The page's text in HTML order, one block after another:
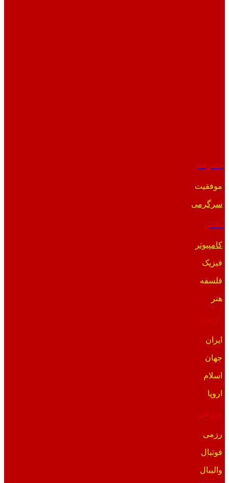
موفقیت
سرگرمی
کامپیوتر
فیزیک
فلسفه
هنر
ایران
جهان
اسلام
اروپا
ورزشی
رزمی
فوتبال
والیبال